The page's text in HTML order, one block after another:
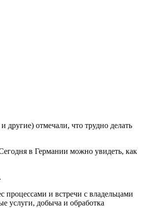
отмечали, что трудно делать
в Германии можно увидеть, как
процессами и встречи с владельцами
услуги, добыча и обработка